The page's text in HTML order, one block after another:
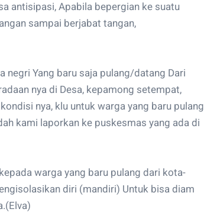
antisipasi, Apabila bepergian ke suatu
sampai berjabat tangan,
negri Yang baru saja pulang/datang Dari
nya di Desa, kepamong setempat,
nya, klu untuk warga yang baru pulang
kami laporkan ke puskesmas yang ada di
warga yang baru pulang dari kota-
diri (mandiri) Untuk bisa diam